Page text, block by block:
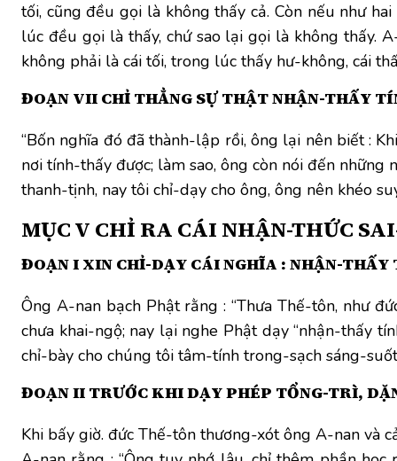
tối, cũng đều gọi là không thấy cả. Còn nếu như
lúc đều gọi là thấy, chứ sao lại gọi là không thấy.
không phải là cái tối, trong lúc thấy hư-không, cái
ĐOẠN VII CHỈ THẲNG SỰ THẬT NHẬN-THẤY
“Bốn nghĩa đó đã thành-lập rồi, ông lại nên biết :
nơi tính-thấy được; làm sao, ông còn nói đến
thanh-tịnh, nay tôi chỉ-dạy cho ông, ông nên khéo
MỤC V CHỈ RA CÁI NHẬN-THỨC
ĐOẠN I XIN CHỈ-DẠY CÁI NGHĨA : NHẬN-
Ông A-nan bạch Phật rằng : “Thưa Thế-tôn, như
chưa khai-ngộ; nay lại nghe Phật dạy “nhận-thấy
chỉ-bày cho chúng tôi tâm-tính trong-sạch sáng-
ĐOẠN II TRƯỚC KHI DẠY PHÉP TỔNG-TRÌ,
Khi bấy giờ. đức Thế-tôn thương-xót ông A-nan và